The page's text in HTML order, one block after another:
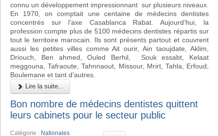
connu un développement impressionnant sur plusieurs niveaux.
En 1970, on comptait une centaine de médecins dentistes
concentrés sur l’axe Casablanca Rabat. Aujourd’hui, la
profession compte plus de 5100 médecins dentistes répartis sur
tout le territoire marocain. Ils sont présents partout et couvrent
aussi les petites villes comme Ait ourir, Ain taoujdate, Aklim,
Driouch, Ben ahmed, Ouled Berhil, Souk essabt, Kelaat
meggouna, Tafraoute, Tahnnaout, Missour, Mrirt, Tahla, Erfoud,
Boulemane et tant d’autres.
Lire la suite...
Bon nombre de médecins dentistes quittent
leurs cabinets pour le secteur public
Catégorie : Nationales